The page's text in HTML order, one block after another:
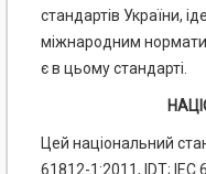
стандартів України,
міжнародним
є в цьому стандарті.
Цей національний
61812-1:2011, IDT; ІЕС